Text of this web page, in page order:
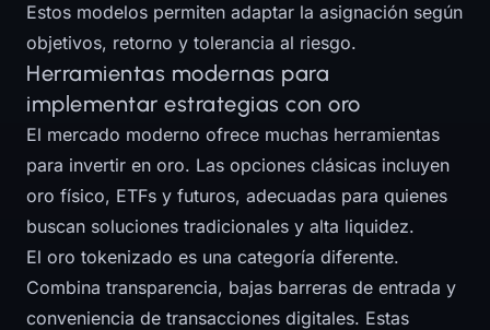
Estos modelos permiten adaptar la asignación según
objetivos, retorno y tolerancia al riesgo.
Herramientas modernas para
implementar estrategias con oro
El mercado moderno ofrece muchas herramientas
para invertir en oro. Las opciones clásicas incluyen
oro físico, ETFs y futuros, adecuadas para quienes
buscan soluciones tradicionales y alta liquidez.
El oro tokenizado es una categoría diferente.
Combina transparencia, bajas barreras de entrada y
conveniencia de transacciones digitales. Estas